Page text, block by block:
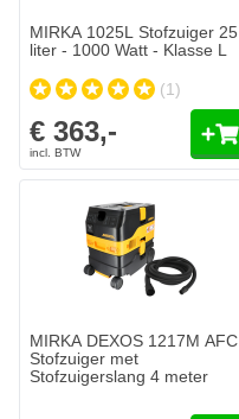
MIRKA 1025L Stofzuiger 25
liter - 1000 Watt - Klasse L
(1)
€ 363,-
MIRKA DEXOS 1217M AFC
Stofzuiger met
Stofzuigerslang 4 meter